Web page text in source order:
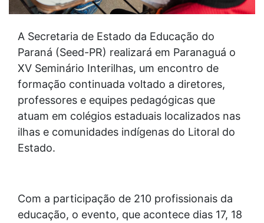
A Secretaria de Estado da Educação do
Paraná (Seed-PR) realizará em Paranaguá o
XV Seminário Interilhas, um encontro de
formação continuada voltado a diretores,
professores e equipes pedagógicas que
atuam em colégios estaduais localizados nas
ilhas e comunidades indígenas do Litoral do
Estado.
Com a participação de 210 profissionais da
educação, o evento, que acontece dias 17, 18